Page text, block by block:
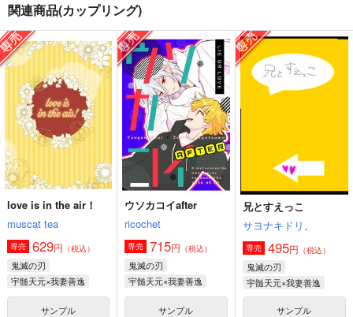
作品詳細
逆行善逸は隠がいい
転職お断り 再録まと
め
アスタリスク
2,200円（税込）
宇髄天元×我妻善逸
成田さんちと岡さんち
の家庭事情
アスタリスク
1,140円（税込）
成田狂児×岡聡実
直哉君は黒玉生活希望
アスタリスク
755円（税込）
伏黒甚爾×禪院直哉
キメツ学園小等部の水
木先生には前世がある
アスタリスク
専売 975円（税込）
ゲゲゲの鬼太郎
ゲゲ郎×水木
キメツ学園小等部水木
先生
アスタリスク
専売 975円（税込）
ゲゲゲの鬼太郎
ゲゲ郎×水木
サンプル
カート
直哉君は黒玉生活希望
アスタリスク
755円
サンプル
カート
関連商品(カップリング)
love is in the air！
muscat tea
専売 629円 （税込）
鬼滅の刃
宇髄天元×我妻善逸
サンプル
ウソカコイafter
ricochet
専売 715円 （税込）
鬼滅の刃
宇髄天元×我妻善逸
サンプル
兄とすえっこ
サヨナキドリ。
専売 495円 （税込）
鬼滅の刃
宇髄天元×我妻善逸
サンプル